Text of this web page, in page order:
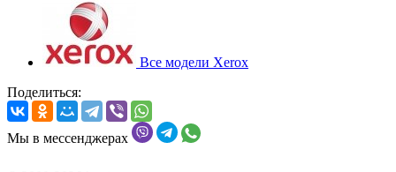
Все модели Xerox
Поделиться:
Мы в мессенджерах